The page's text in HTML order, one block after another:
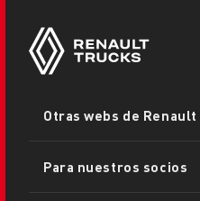
menu
Otras webs de
Para nuestros socios